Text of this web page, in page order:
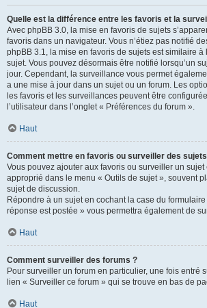
Quelle est la différence entre les favoris et la
Avec phpBB 3.0, la mise en favoris de sujets
favoris dans un navigateur. Vous n’étiez pas notifié
phpBB 3.1, la mise en favoris de sujets est similaire à
sujet. Vous pouvez désormais être notifié lorsqu’un
jour. Cependant, la surveillance vous permet
a une mise à jour dans un sujet ou un forum. Les
les favoris et les surveillances peuvent être
l’utilisateur dans l’onglet « Préférences du forum ».
Haut
Comment mettre en favoris ou surveiller des
Vous pouvez ajouter aux favoris ou surveiller un
approprié dans le menu « Outils de sujet », souvent
sujet de discussion.
Répondre à un sujet en cochant la case du formulaire
réponse est postée » vous permettra également de
Haut
Comment surveiller des forums ?
Pour surveiller un forum en particulier, une fois entré
lien « Surveiller ce forum » qui se trouve en bas de
Haut